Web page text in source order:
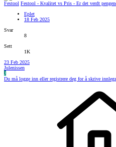
Festool Festool - Kvalitet vs Pris - Er det verdt
Eplet
18 Feb 2025
Svar
8
Sett
1K
23 Feb 2025
Julenissen
J
Du må logge inn eller registrere deg for å skrive